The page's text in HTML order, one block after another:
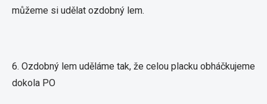
můžeme si udělat ozdobný lem.
6. Ozdobný lem uděláme tak, že celou placku obháčkujeme
dokola PO